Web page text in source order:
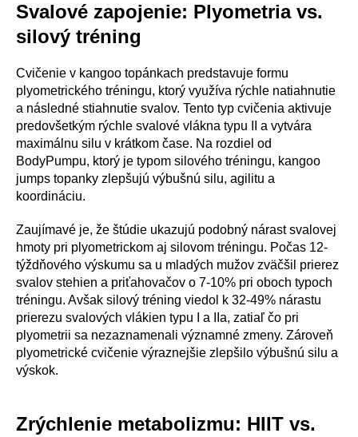
Svalové zapojenie: Plyometria vs.
silový tréning
Cvičenie v kangoo topánkach predstavuje formu
plyometrického tréningu, ktorý využíva rýchle natiahnutie
a následné stiahnutie svalov. Tento typ cvičenia aktivuje
predovšetkým rýchle svalové vlákna typu II a vytvára
maximálnu silu v krátkom čase. Na rozdiel od
BodyPumpu, ktorý je typom silového tréningu, kangoo
jumps topanky zlepšujú výbušnú silu, agilitu a
koordináciu.
Zaujímavé je, že štúdie ukazujú podobný nárast svalovej
hmoty pri plyometrickom aj silovom tréningu. Počas 12-
týždňového výskumu sa u mladých mužov zväčšil prierez
svalov stehien a priťahovačov o 7-10% pri oboch typoch
tréningu. Avšak silový tréning viedol k 32-49% nárastu
prierezu svalových vlákien typu I a IIa, zatiaľ čo pri
plyometrii sa nezaznamenali významné zmeny. Zároveň
plyometrické cvičenie výraznejšie zlepšilo výbušnú silu a
výskok.
Zrýchlenie metabolizmu: HIIT vs.